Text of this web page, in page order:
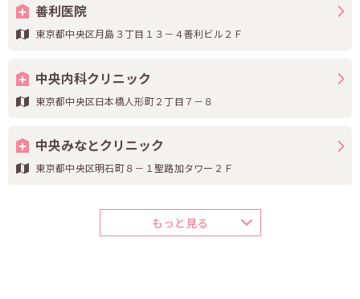
善利医院
東京都中央区月島３丁目１３－４善利ビル２Ｆ
中央内科クリニック
東京都中央区日本橋人形町２丁目７－８
中央みなとクリニック
東京都中央区明石町８－１聖路加タワー２Ｆ
もっと見る